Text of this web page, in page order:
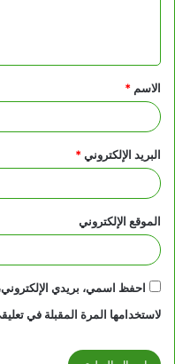
ق
*
الاسم *
البريد الإلكتروني*
الموقع الإلكتروني
احفظ اسمي، بريدي
لاستخدامها المرة المقبلة في